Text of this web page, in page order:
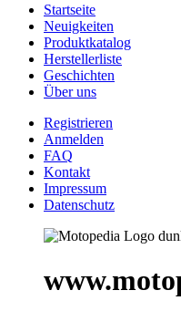
Startseite
Neuigkeiten
Produktkatalog
Herstellerliste
Geschichten
Über uns
Registrieren
Anmelden
FAQ
Kontakt
Impressum
Datenschutz